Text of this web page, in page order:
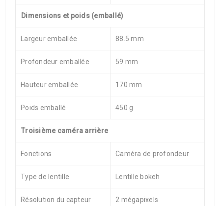
Dimensions et poids (emballé)
Largeur emballée 88.5 mm
Profondeur emballée 59 mm
Hauteur emballée 170 mm
Poids emballé 450 g
Troisième caméra arrière
Fonctions Caméra de profondeur
Type de lentille Lentille bokeh
Résolution du capteur 2 mégapixels